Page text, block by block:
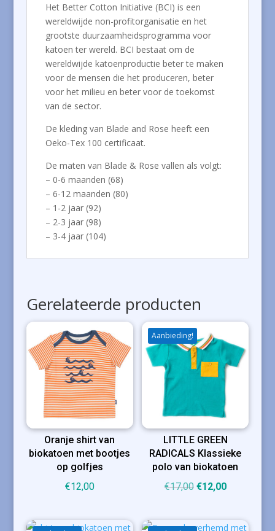
Het Better Cotton Initiative (BCI) is een
wereldwijde non-profitorganisatie en het
grootste duurzaamheidsprogramma voor
katoen ter wereld. BCI bestaat om de
wereldwijde katoenproductie beter te maken
voor de mensen die het produceren, beter
voor het milieu en beter voor de toekomst
van de sector.
De kleding van Blade and Rose heeft een
Oeko-Tex 100 certificaat.
De maten van Blade & Rose vallen als volgt:
– 0-6 maanden (68)
– 6-12 maanden (80)
– 1-2 jaar (92)
– 2-3 jaar (98)
– 3-4 jaar (104)
Gerelateerde producten
Oranje shirt van
biokatoen met bootjes
op golfjes
€12,00
Aanbieding!
LITTLE GREEN
RADICALS Klassieke
polo van biokatoen
€17,00 Oorspronkelijke
€12,00Huidige